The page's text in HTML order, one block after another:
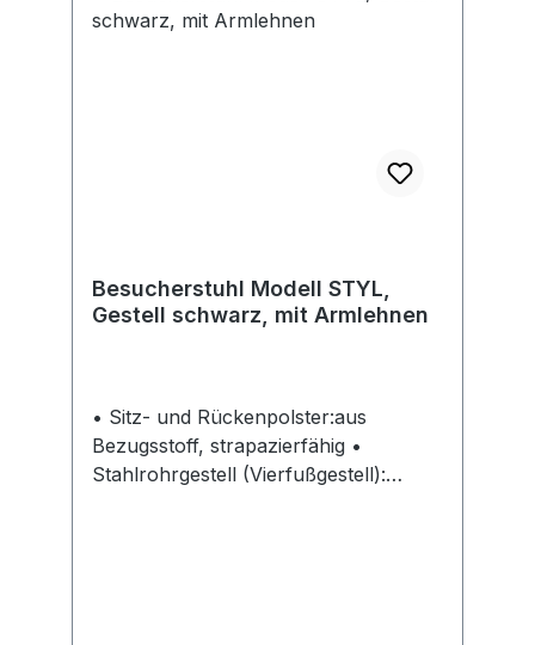
Besucherstuhl Modell STYL,
Gestell schwarz, mit Armlehnen
• Sitz- und Rückenpolster:aus
Bezugsstoff, strapazierfähig •
Stahlrohrgestell (Vierfußgestell):